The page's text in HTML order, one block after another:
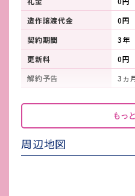
造作譲渡代金
0円
契約期間
3年
更新料
0円
解約予告
3ヵ
看板製作費
契約
看板使用料・
維持管理費
月
鍵交換費
-
もっ
周辺地図